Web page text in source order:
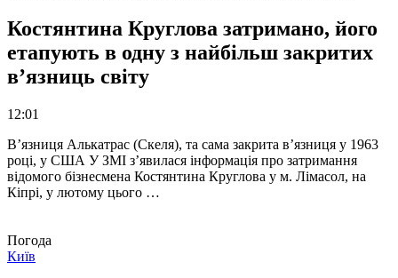
Костянтина Круглова затримано, його
етапують в одну з найбільш закритих
в’язниць світу
12:01
В’язниця Алькатрас (Скеля), та сама закрита в’язниця у 1963
році, у США У ЗМІ з’явилася інформація про затримання
відомого бізнесмена Костянтина Круглова у м. Лімасол, на
Кіпрі, у лютому цього …
Погода
Київ